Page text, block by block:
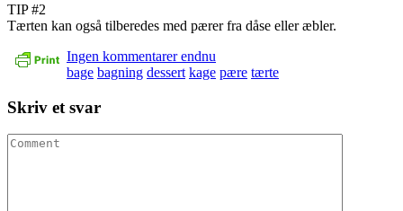
TIP #2
Tærten kan også tilberedes med pærer fra dåse eller æbler.
Ingen kommentarer endnu
bage bagning dessert kage pære tærte
Skriv et svar